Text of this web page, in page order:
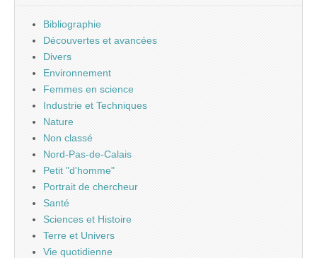
Bibliographie
Découvertes et avancées
Divers
Environnement
Femmes en science
Industrie et Techniques
Nature
Non classé
Nord-Pas-de-Calais
Petit "d'homme"
Portrait de chercheur
Santé
Sciences et Histoire
Terre et Univers
Vie quotidienne